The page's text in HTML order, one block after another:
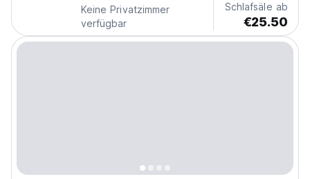
Keine Privatzimmer
verfügbar
Schlafsäle ab
€25.50